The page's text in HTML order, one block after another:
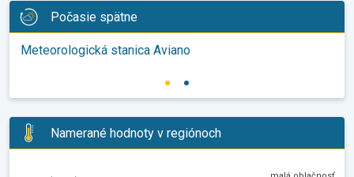
Počasie spätne
Meteorologická stanica Aviano
Namerané hodnoty v regiónoch